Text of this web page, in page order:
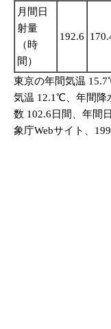
月間日
射量
（時
間）
192.6
東京の年間気温
気温 12.1℃、年間降
数 102.6日間、年間
象庁Webサイト、